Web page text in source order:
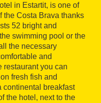
in Estartit, is one of
the Costa Brava thanks
52 bright and
swimming pool or the
the necessary
and
restaurant you can
fresh fish and
continental breakfast
the hotel, next to the